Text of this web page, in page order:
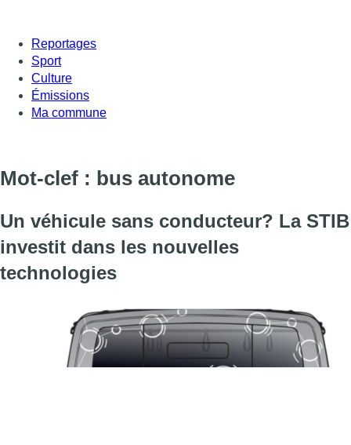
Reportages
Sport
Culture
Émissions
Ma commune
Mot-clef : bus autonome
Un véhicule sans conducteur? La STIB
investit dans les nouvelles
technologies